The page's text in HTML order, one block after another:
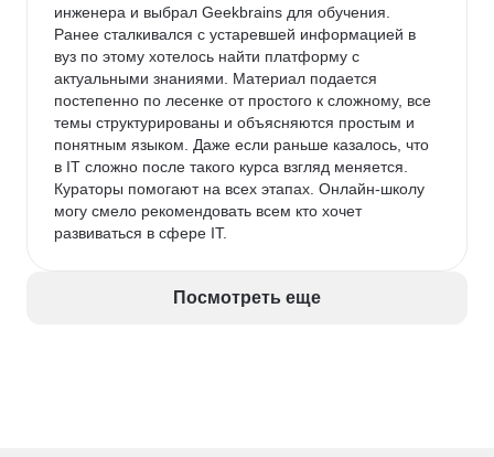
инженера и выбрал Geekbrains для обучения.
Ранее сталкивался с устаревшей информацией в
вуз по этому хотелось найти платформу с
актуальными знаниями. Материал подается
постепенно по лесенке от простого к сложному, все
темы структурированы и объясняются простым и
понятным языком. Даже если раньше казалось, что
в IT сложно после такого курса взгляд меняется.
Кураторы помогают на всех этапах. Онлайн-школу
могу смело рекомендовать всем кто хочет
развиваться в сфере IT.
Посмотреть еще